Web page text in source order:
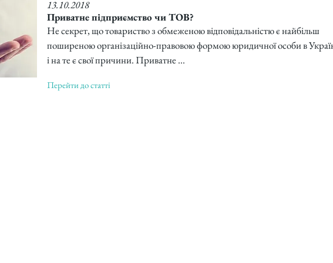
Приватне підприємство чи ТОВ?
Не секрет, що товариство з обмеженою відповідальністю є найбільш
поширеною організаційно-правовою формою юридичної особи в
і на те є свої причини. Приватне ...
13.10.2018
Перейти до статті